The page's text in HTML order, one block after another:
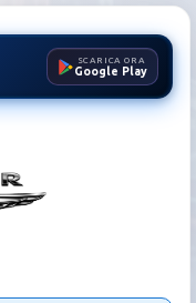
SCARICA ORA
Google Play